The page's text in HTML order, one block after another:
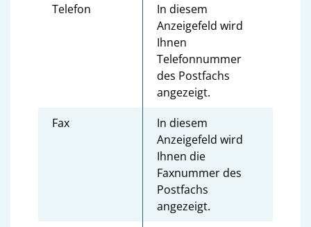
Telefon
In diesem
Anzeigefeld wird
Ihnen
Telefonnummer
des Postfachs
angezeigt.
Fax
In diesem
Anzeigefeld wird
Ihnen die
Faxnummer des
Postfachs
angezeigt.